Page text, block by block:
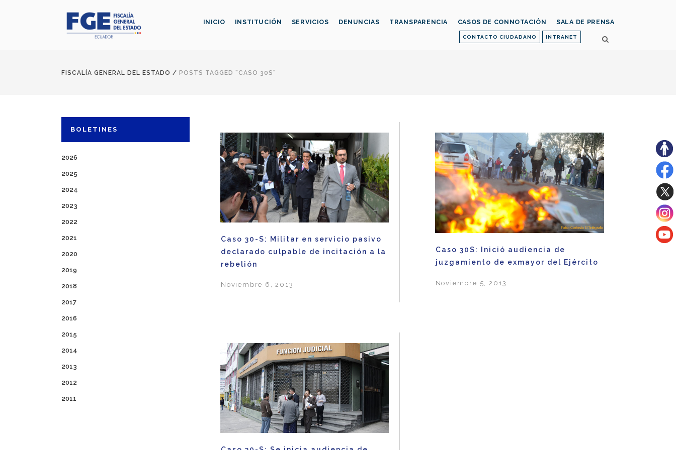
CONTACTO CIUDADANO INTRANET
INICIO INSTITUCIÓN SERVICIOS DENUNCIAS TRANSPARENCIA CASOS DE CONNOTACIÓN SALA DE PRENSA
FISCALÍA GENERAL DEL ESTADO / POSTS TAGGED "CASO 30S"
BOLETINES
2026
2025
2024
2023
2022
2021
2020
2019
2018
2017
2016
2015
2014
2013
2012
2011
Caso 30-S: Militar en servicio pasivo
declarado culpable de incitación a la
rebelión
Noviembre 6, 2013
Caso 30S: Inició audiencia de
juzgamiento de exmayor del Ejército
Noviembre 5, 2013